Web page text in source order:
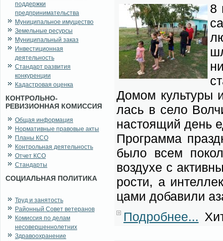
поддержки
предпринимательства
Муниципальное имущество
Земельные ресурсы
Муниципальный заказ
Инвестиционная
деятельность
Стандарт развития
конкуренции
Кадастровая оценка
КОНТРОЛЬНО-
РЕВИЗИОННАЯ КОМИССИЯ
Общая информация
Нормативные правовые акты
Планы КСО
Контрольная деятельность
Отчет КСО
Стандарты
СОЦИАЛЬНАЯ ПОЛИТИКА
Труд и занятость
Районный Совет ветеранов
Комиссия по делам
несовершеннолетних
Здравоохранение
8
До­мом куль­ту­ры
лась в се­ло
на­сто­я­щий день
Про­грам­ма
бы­ло всем
воз­ду­хе с
ро­сти, а
ца­ми до­ба­ви­ли
Подробнее...